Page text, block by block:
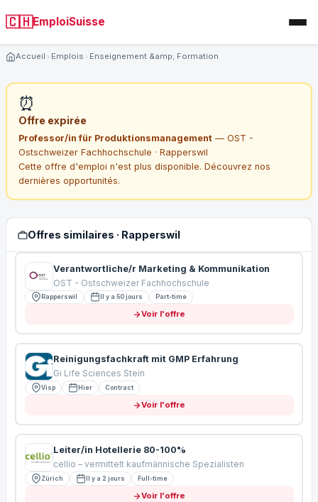
🇨🇭EmploiSuisse
Accueil Emplois Enseignement &amp; Formation
⏰
Offre expirée
Professor/in für Produktionsmanagement— OST -
Ostschweizer Fachhochschule · Rapperswil
Cette offre d'emploi n'est plus disponible. Découvrez nos
dernières opportunités.
Offres similaires · Rapperswil
Verantwortliche/r Marketing & Kommunikation
OST - Ostschweizer Fachhochschule
Rapperswil Il y a 50 jours Part-time
Voir l'offre
Reinigungsfachkraft mit GMP Erfahrung
Gi Life Sciences Stein
Visp Hier Contract
Voir l'offre
Leiter/in Hotellerie 80-100%
cellio – vermittelt kaufmännische Spezialisten
Zürich Il y a 2 jours Full-time
Voir l'offre